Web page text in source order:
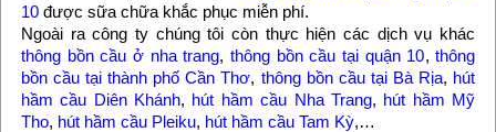
10được sữa chữa khắc phục miễn phí.
Ngoài ra công ty chúng tôi còn thực hiện các dịch vụ khác
thông bồn cầu ở nha trang,thông bồn cầu tại quận 10,thông
bồn cầu tại thành phố Cần Thơ, thông bồn cầu tại Bà Rịa, hút
hầm cầu Diên Khánh, hút hầm cầu Nha Trang, hút hầm Mỹ
Tho, hút hầm cầu Pleiku, hút hầm cầu Tam Kỳ,…